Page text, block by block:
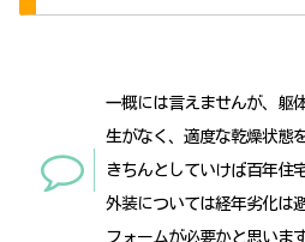
一概には言えませんが、躯
生がなく、適度な乾燥状態
きちんとしていけば百年住
外装については経年劣化は
フォームが必要かと思います